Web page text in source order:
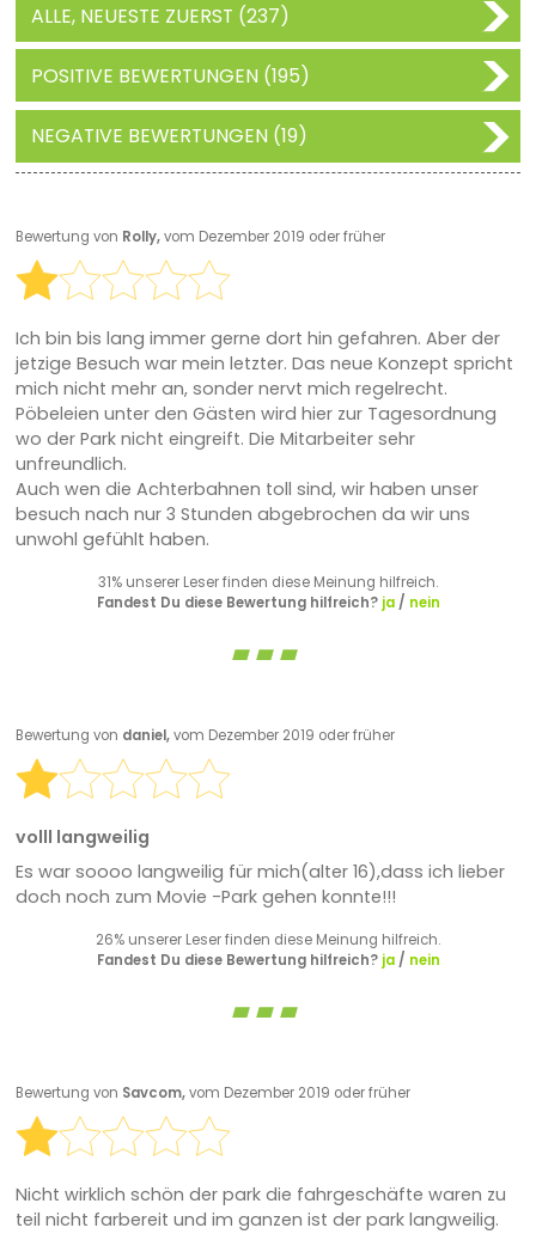
ALLE, NEUESTE ZUERST (237)
POSITIVE BEWERTUNGEN (195)
NEGATIVE BEWERTUNGEN (19)
Bewertung von Rolly,vom Dezember 2019 oder früher
Ich bin bis lang immer gerne dort hin gefahren. Aber der
jetzige Besuch war mein letzter. Das neue Konzept spricht
mich nicht mehr an, sonder nervt mich regelrecht.
Pöbeleien unter den Gästen wird hier zur Tagesordnung
wo der Park nicht eingreift. Die Mitarbeiter sehr
unfreundlich.
Auch wen die Achterbahnen toll sind, wir haben unser
besuch nach nur 3 Stunden abgebrochen da wir uns
unwohl gefühlt haben.
31% unserer Leser finden diese Meinung hilfreich.
Fandest Du diese Bewertung hilfreich? ja/ nein
Bewertung von daniel,vom Dezember 2019 oder früher
volll langweilig
Es war soooo langweilig für mich(alter 16),dass ich lieber
doch noch zum Movie -Park gehen konnte!!!
26% unserer Leser finden diese Meinung hilfreich.
Fandest Du diese Bewertung hilfreich? ja/ nein
Bewertung von Savcom,vom Dezember 2019 oder früher
Nicht wirklich schön der park die fahrgeschäfte waren zu
teil nicht farbereit und im ganzen ist der park langweilig.